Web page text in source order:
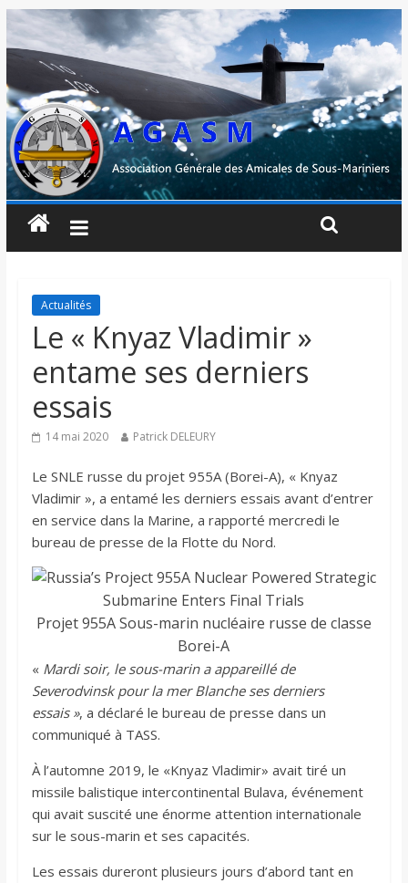
Actualités
Le « Knyaz Vladimir »
entame ses derniers
essais
14 mai 2020 Patrick DELEURY
Le SNLE russe du projet 955A (Borei-A), « Knyaz
Vladimir », a entamé les derniers essais avant d’entrer
en service dans la Marine, a rapporté mercredi le
bureau de presse de la Flotte du Nord.
Projet 955A Sous-marin nucléaire russe de classe
Borei-A
« Mardi soir, le sous-marin a appareillé de
Severodvinsk pour la mer Blanche ses derniers
essais », a déclaré le bureau de presse dans un
communiqué à TASS.
À l’automne 2019, le «Knyaz Vladimir» avait tiré un
missile balistique intercontinental Bulava, événement
qui avait suscité une énorme attention internationale
sur le sous-marin et ses capacités.
Les essais dureront plusieurs jours d’abord tant en